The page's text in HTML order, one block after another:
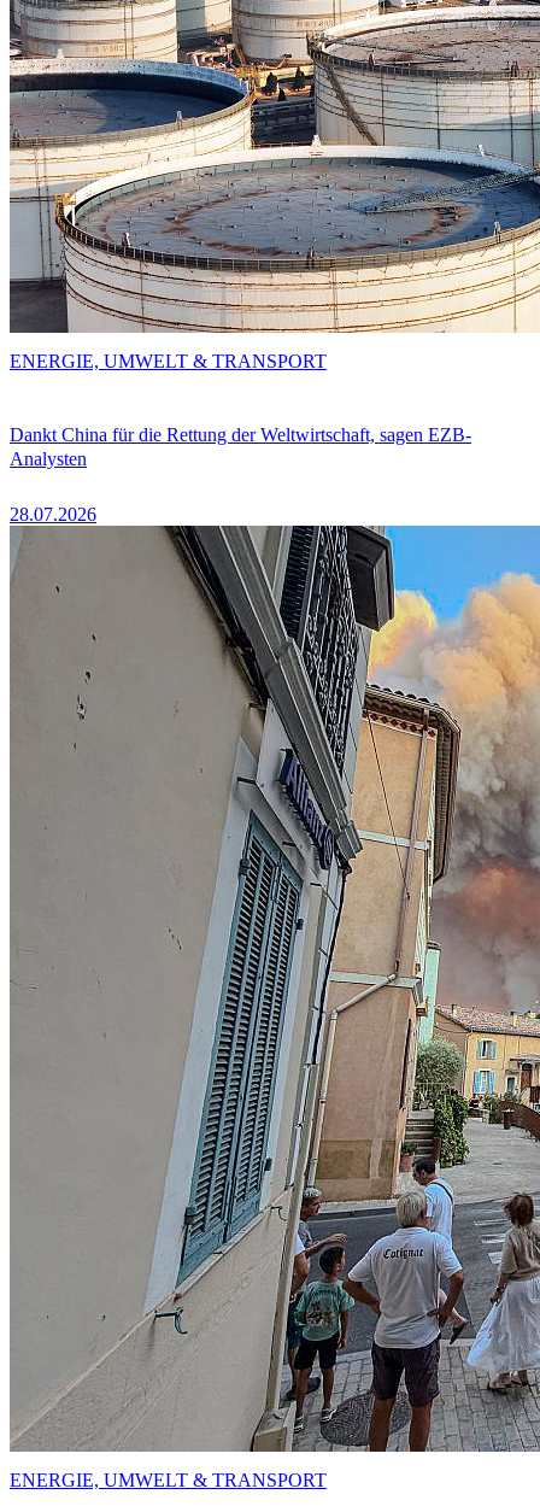
Dankt China für die Rettung der Weltwirtschaft, sagen EZB-
Analysten
28.07.2026
ENERGIE, UMWELT & TRANSPORT
ENERGIE, UMWELT & TRANSPORT